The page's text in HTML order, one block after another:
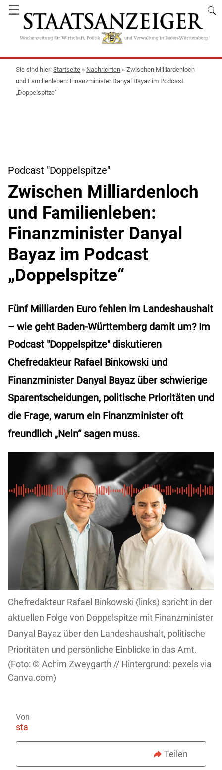
☰
Startseite » Nachrichten » Zwischen Milliardenloch
und Familienleben: Finanzminister Danyal Bayaz im Podcast
„Doppelspitze“
Podcast "Doppelspitze"
Zwischen Milliardenloch
und Familienleben:
Finanzminister Danyal
Bayaz im Podcast
„Doppelspitze“
Fünf Milliarden Euro fehlen im Landeshaushalt
– wie geht Baden-Württemberg damit um? Im
Podcast "Doppelspitze" diskutieren
Chefredakteur Rafael Binkowski und
Finanzminister Danyal Bayaz über schwierige
Sparentscheidungen, politische Prioritäten und
die Frage, warum ein Finanzminister oft
freundlich „Nein“ sagen muss.
Chefredakteur Rafael Binkowski (links) spricht in der
aktuellen Folge von Doppelspitze mit Finanzminister
Danyal Bayaz über den Landeshaushalt, politische
Prioritäten und persönliche Einblicke in das Amt.
Achim Zweygarth // Hintergrund: pexels via
Canva.com)
Von
sta
Teilen